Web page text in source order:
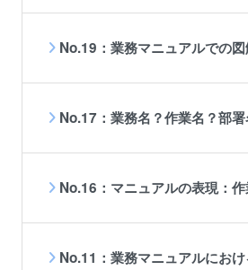
No.19：業務マニュアルでの
No.17：業務名？作業名？部
No.16：マニュアルの表現：
No.11：業務マニュアルにお